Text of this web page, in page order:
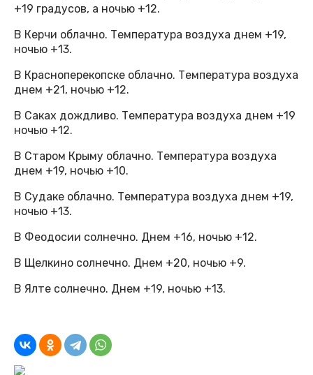
+19 градусов, а ночью +12.
В Керчи облачно. Температура воздуха днем +19,
ночью +13.
В Красноперекопске облачно. Температура воздуха
днем +21, ночью +12.
В Саках дождливо. Температура воздуха днем +19
ночью +12.
В Старом Крыму облачно. Температура воздуха
днем +19, ночью +10.
В Судаке облачно. Температура воздуха днем +19,
ночью +13.
В Феодосии солнечно. Днем +16, ночью +12.
В Щелкино солнечно. Днем +20, ночью +9.
В Ялте солнечно. Днем +19, ночью +13.